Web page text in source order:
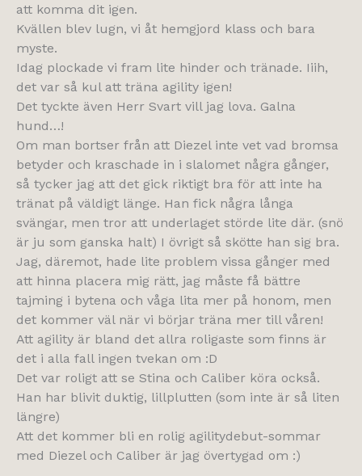
att komma dit igen.
Kvällen blev lugn, vi åt hemgjord klass och bara
myste.
Idag plockade vi fram lite hinder och tränade. Iiih,
det var så kul att träna agility igen!
Det tyckte även Herr Svart vill jag lova. Galna
hund…!
Om man bortser från att Diezel inte vet vad bromsa
betyder och kraschade in i slalomet några gånger,
så tycker jag att det gick riktigt bra för att inte ha
tränat på väldigt länge. Han fick några långa
svängar, men tror att underlaget störde lite där. (snö
är ju som ganska halt) I övrigt så skötte han sig bra.
Jag, däremot, hade lite problem vissa gånger med
att hinna placera mig rätt, jag måste få bättre
tajming i bytena och våga lita mer på honom, men
det kommer väl när vi börjar träna mer till våren!
Att agility är bland det allra roligaste som finns är
det i alla fall ingen tvekan om :D
Det var roligt att se Stina och Caliber köra också.
Han har blivit duktig, lillplutten (som inte är så liten
längre)
Att det kommer bli en rolig agilitydebut-sommar
med Diezel och Caliber är jag övertygad om :)